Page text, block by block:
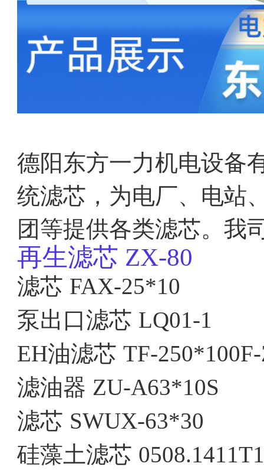
德阳东方一力机电设备
统滤芯，为电厂、电站
团等提供各类滤芯。我
再生滤芯 ZX-80
滤芯 FAX-25*10
泵出口滤芯 LQ01-1
EH油滤芯 TF-
滤油器 ZU-A63*10S
滤芯 SWUX-63*30
硅藻土滤芯